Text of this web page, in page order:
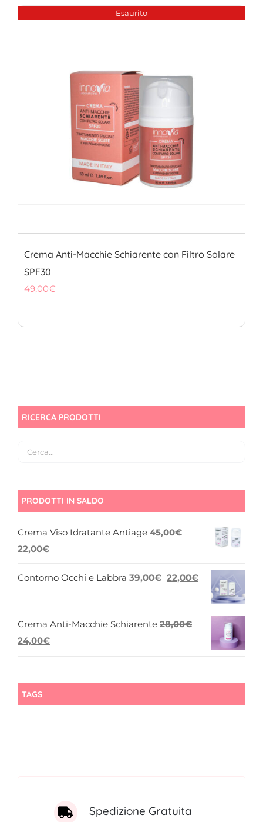
era:
26,00€.
è:
16,00€.
Esaurito
Crema Anti-Macchie Schiarente con Filtro Solare
SPF30
49,00€
RICERCA PRODOTTI
PRODOTTI IN SALDO
Crema Viso Idratante Antiage 45,00€
Il
originale
22,00€
attuale
Contorno Occhi e Labbra 39,00€ Il
era:
22,00€
prezzo
22,00€.
Crema Anti-Macchie Schiarente 28,00€
Il
era:
28,00€.
24,00€
24,00€.
TAGS
Spedizione Gratuita